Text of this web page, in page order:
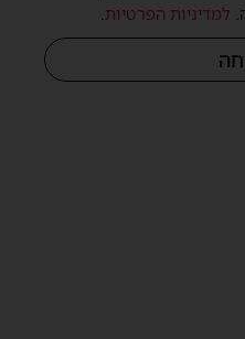
למדיניות הפרטיות